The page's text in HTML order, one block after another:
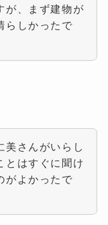
が、まず建物が
らしかったで
美さんがいらし
とはすぐに聞け
がよかったで